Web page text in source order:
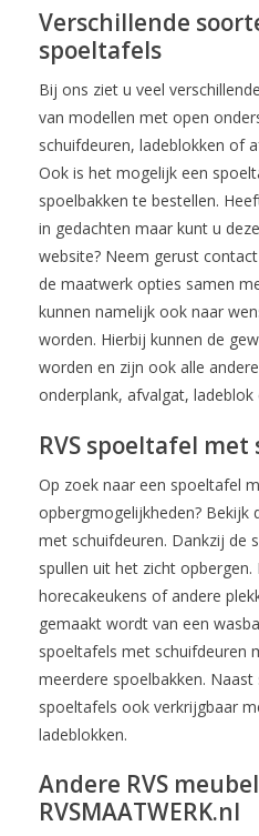
Verschillende
spoeltafels
Bij ons ziet u veel
van modellen met open
schuifdeuren, ladeblokken of
Ook is het mogelijk een
spoelbakken te bestellen.
in gedachten maar kunt u
website? Neem gerust
de maatwerk opties samen
kunnen namelijk ook naar
worden. Hierbij kunnen de
worden en zijn ook alle
onderplank, afvalgat, ladeblok
RVS spoeltafel
Op zoek naar een spoeltafel
opbergmogelijkheden? Bekijk
met schuifdeuren. Dankzij de
spullen uit het zicht
horecakeukens of andere
gemaakt wordt van een
spoeltafels met schuifdeuren
meerdere spoelbakken.
spoeltafels ook verkrijgbaar
ladeblokken.
Andere RVS
RVSMAATWERK.nl